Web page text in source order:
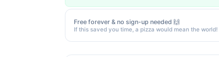
Free forever & no sign-up needed 🙌
If this saved you time, a pizza would mean the world!